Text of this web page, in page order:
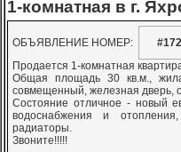
1-комнатная в г.
ОБЪЯВЛЕНИЕ НОМЕР:
Продается 1-комнатная
Общая площадь 30 кв.м.,
совмещенный, железная дверь,
Состояние отличное - новый
водоснабжения и
радиаторы.
Звоните!!!!!